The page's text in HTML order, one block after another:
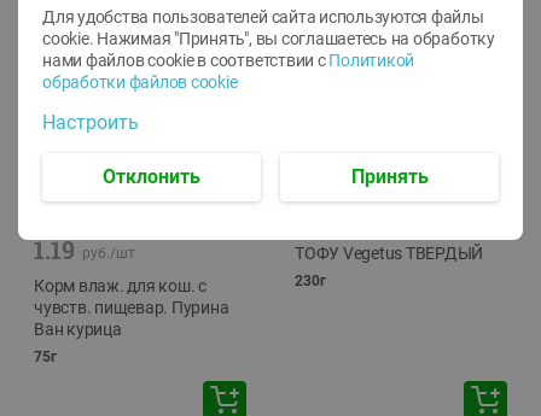
1.19 руб./шт
Корм влаж. для кош. с
чувств. пищевар. Пурина
Ван курица
75г
ТОФУ Vegetus ТВЕРДЫЙ
230г
Для удобства пользователей сайта используются файлы
cookie. Нажимая "Принять", вы соглашаетесь на обработку
нами файлов cookie в соответствии с Политикой
обработки файлов cookie
Настроить
Отклонить Принять